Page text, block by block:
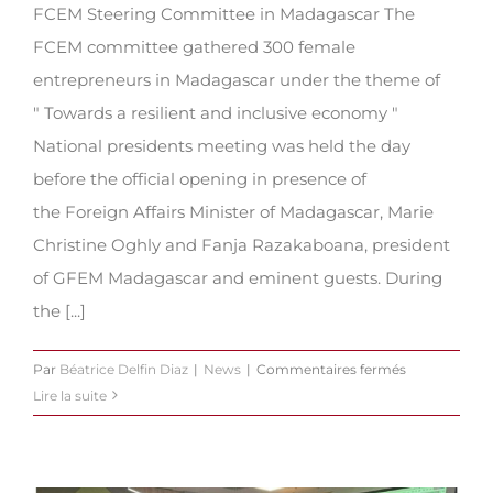
FCEM Steering Committee in Madagascar The
FCEM committee gathered 300 female
entrepreneurs in Madagascar under the theme of
" Towards a resilient and inclusive economy "
National presidents meeting was held the day
before the official opening in presence of
the Foreign Affairs Minister of Madagascar, Marie
Christine Oghly and Fanja Razakaboana, president
of GFEM Madagascar and eminent guests. During
the [...]
Par Béatrice Delfin Diaz | News | Commentaires ferméssur
Steering
Lire la suite